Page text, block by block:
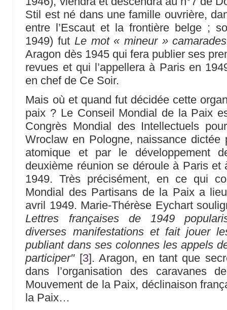
Stil est né dans une famille ouvrière,
entre l’Escaut et la frontière belge ;
1949) fut Le mot « mineur » camarades
Aragon dès 1945 qui fera publier ses
revues et qui l’appellera à Paris en
en chef de Ce Soir.
Mais où et quand fut décidée cette
paix ? Le Conseil Mondial de la Paix
Congrès Mondial des Intellectuels
Wroclaw en Pologne, naissance dictée
atomique et par le développement
deuxième réunion se déroule à Paris
1949. Très précisément, en ce qui
Mondial des Partisans de la Paix a
avril 1949. Marie-Thérèse Eychart
Lettres françaises de 1949
diverses manifestations et fait jouer
publiant dans ses colonnes les appels
participer"[3]. Aragon, en tant que
dans l’organisation des caravanes
Mouvement de la Paix, déclinaison
la Paix…